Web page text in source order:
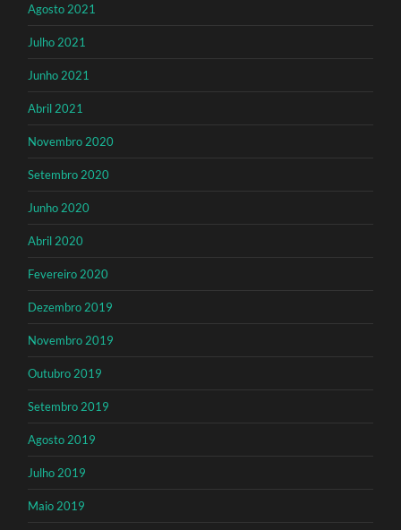
Agosto 2021
Julho 2021
Junho 2021
Abril 2021
Novembro 2020
Setembro 2020
Junho 2020
Abril 2020
Fevereiro 2020
Dezembro 2019
Novembro 2019
Outubro 2019
Setembro 2019
Agosto 2019
Julho 2019
Maio 2019